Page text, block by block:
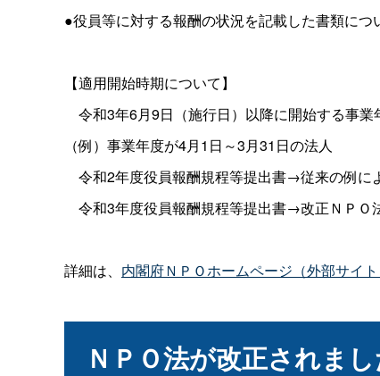
●役員等に対する報酬の状況を記載した書類につ
【適用開始時期について】
令和3年6月9日（施行日）以降に開始する事業
（例）事業年度が4月1日～3月31日の法人
令和2年度役員報酬規程等提出書→従来の例に
令和3年度役員報酬規程等提出書→改正ＮＰＯ
詳細は、 内閣府ＮＰＯホームページ（外部サイト
ＮＰＯ法が改正されま